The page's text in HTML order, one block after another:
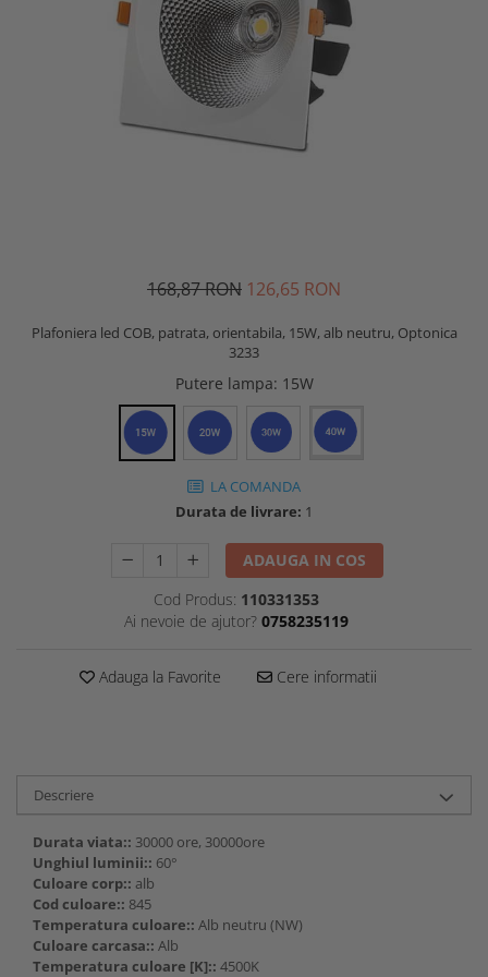
168,87 RON 126,65 RON
Plafoniera led COB, patrata, orientabila, 15W, alb neutru, Optonica
3233
Putere lampa: 15W
LA COMANDA
Durata de livrare: 1
ADAUGA IN COS
Cod Produs: 110331353
Ai nevoie de ajutor? 0758235119
Adauga la Favorite Cere informatii
Descriere
Durata viata:: 30000 ore, 30000ore
Unghiul luminii:: 60°
Culoare corp:: alb
Cod culoare:: 845
Temperatura culoare:: Alb neutru (NW)
Culoare carcasa:: Alb
Temperatura culoare [K]:: 4500K